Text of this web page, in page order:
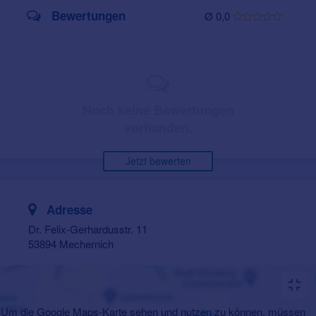
Ø 0,0
Bewertungen
Jetzt bewerten
Adresse
Dr. Felix-Gerhardusstr. 11
53894 Mechernich
Um die Google Maps-Karte sehen und nutzen zu können, müssen